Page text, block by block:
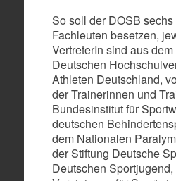
So soll der DOSB
Fachleuten besetzen,
VertreterIn sind aus
Deutschen
Athleten Deutschland,
der Trainerinnen und
Bundesinstitut für
deutschen
dem Nationalen
der Stiftung Deutsche
Deutschen